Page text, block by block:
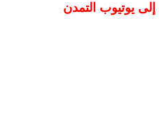
يوتيوب التمدن